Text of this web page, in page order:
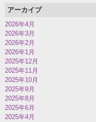
アーカイブ
2026年4月
2026年3月
2026年2月
2026年1月
2025年12月
2025年11月
2025年10月
2025年9月
2025年8月
2025年6月
2025年4月